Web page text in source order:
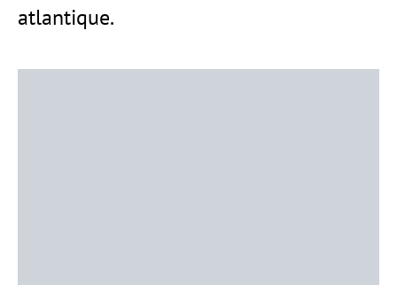
atlantique.